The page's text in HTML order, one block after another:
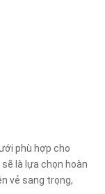
phù hợp cho
là lựa chọn hoàn
vẻ sang trọng,